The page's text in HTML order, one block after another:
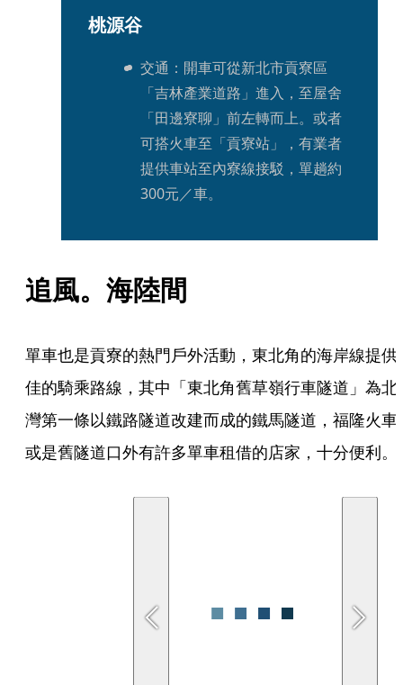
桃源谷
交通：開車可從新北市貢寮區
「吉林產業道路」進入，至屋舍
「田邊寮聊」前左轉而上。或者
可搭火車至「貢寮站」，有業者
提供車站至內寮線接駁，單趟約
300元／車。
追風。海陸間
單車也是貢寮的熱門戶外活動，東北角的海岸線提供
佳的騎乘路線，其中「東北角舊草嶺行車隧道」為北
灣第一條以鐵路隧道改建而成的鐵馬隧道，福隆火車
或是舊隧道口外有許多單車租借的店家，十分便利。